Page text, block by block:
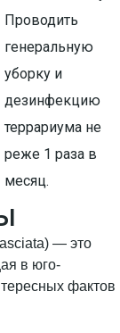
Проводить
генеральную
уборку и
дезинфекцию
террариума не
реже 1 раза в
месяц.
— это
в юго-
фактов